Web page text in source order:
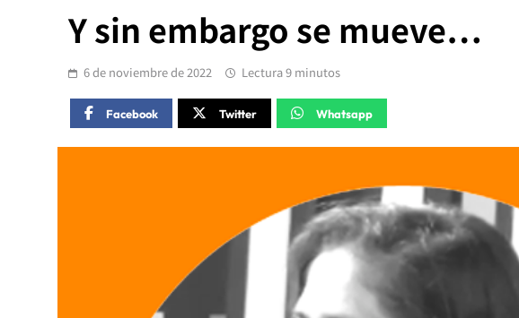
Y sin embargo se mueve…
6 de noviembre de 2022 Lectura 9 minutos
Facebook Twitter Whatsapp